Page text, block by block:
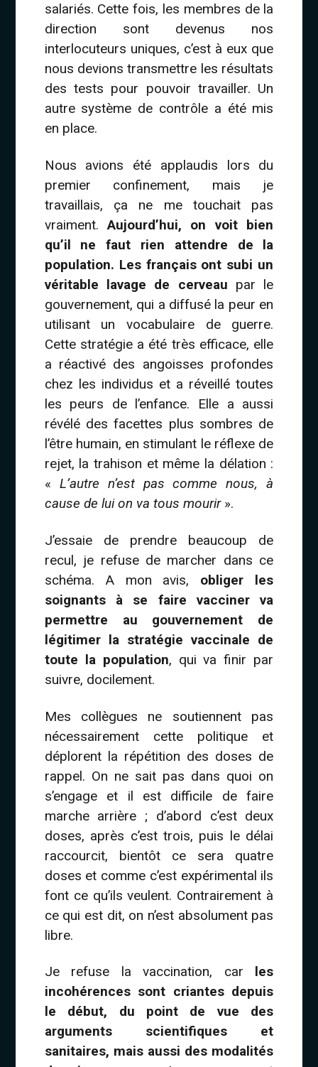
salariés. Cette fois, les membres de la
direction sont devenus nos
interlocuteurs uniques, c’est à eux que
nous devions transmettre les résultats
des tests pour pouvoir travailler. Un
autre système de contrôle a été mis
en place.
Nous avions été applaudis lors du
premier confinement, mais je
travaillais, ça ne me touchait pas
vraiment.Aujourd’hui, on voit bien
qu’il ne faut rien attendre de la
population. Les français ont subi un
véritable lavage de cerveau par le
gouvernement, qui a diffusé la peur en
utilisant un vocabulaire de guerre.
Cette stratégie a été très efficace, elle
a réactivé des angoisses profondes
chez les individus et a réveillé toutes
les peurs de l’enfance. Elle a aussi
révélé des facettes plus sombres de
l’être humain, en stimulant le réflexe de
rejet, la trahison et même la délation :
« L’autre n’est pas comme nous, à
cause de lui on va tous mourir».
J’essaie de prendre beaucoup de
recul, je refuse de marcher dans ce
schéma. A mon avis, obliger les
soignants à se faire vacciner va
permettre au gouvernement de
légitimer la stratégie vaccinale de
toute la population, qui va finir par
suivre, docilement.
Mes collègues ne soutiennent pas
nécessairement cette politique et
déplorent la répétition des doses de
rappel. On ne sait pas dans quoi on
s’engage et il est difficile de faire
marche arrière ; d’abord c’est deux
doses, après c’est trois, puis le délai
raccourcit, bientôt ce sera quatre
doses et comme c’est expérimental ils
font ce qu’ils veulent. Contrairement à
ce qui est dit, on n’est absolument pas
libre.
Je refuse la vaccination, car les
incohérences sont criantes depuis
le début, du point de vue des
arguments scientifiques et
sanitaires, mais aussi des modalités